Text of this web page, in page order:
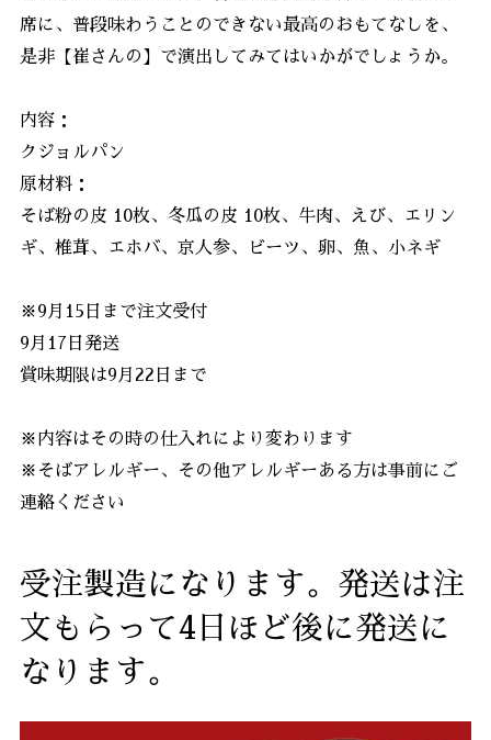
席に、普段味わうことのできない最高のおもてなしを、
是非【崔さんの】で演出してみてはいかがでしょうか。
内容：
クジョルパン
原材料：
そば粉の皮 10枚、冬瓜の皮 10枚、牛肉、えび、エリン
ギ、椎茸、エホバ、京人参、ビーツ、卵、魚、小ネギ
※9月15日まで注文受付
9月17日発送
賞味期限は9月22日まで
※内容はその時の仕入れにより変わります
※そばアレルギー、その他アレルギーある方は事前にご
連絡ください
受注製造になります。発送は注
文もらって4日ほど後に発送に
なります。